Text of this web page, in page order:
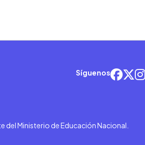
Síguenos
del Ministerio de Educación Nacional.